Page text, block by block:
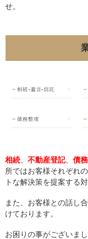
せ。
相続、 不動産登記、 債
所ではお客様それぞれ
トな解決策を提案する
また、お客様との話し
けております。
お困りの事がございま